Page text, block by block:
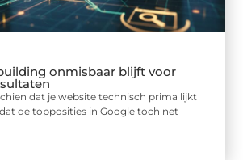
onmisbaar blijft voor
dat je website technisch prima lijkt
de topposities in Google toch net